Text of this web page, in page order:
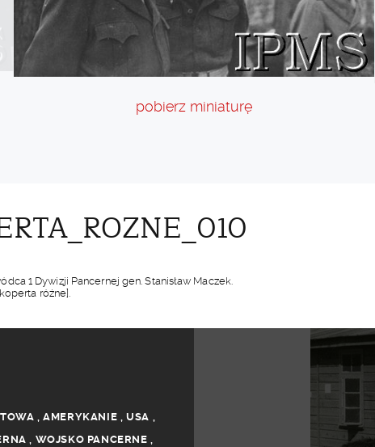
pobierz miniaturę
1 Dywizji Pancernej gen. Stanisław Maczek.
różne].
,AMERYKANIE ,USA ,
, WOJSKO PANCERNE ,